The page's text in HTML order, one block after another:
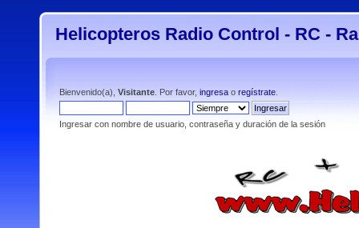
Helicopteros Radio Control - RC -
Bienvenido(a), Visitante . Por favor, ingresa o regístrate
Ingresar con nombre de usuario, contraseña y duración de la sesión